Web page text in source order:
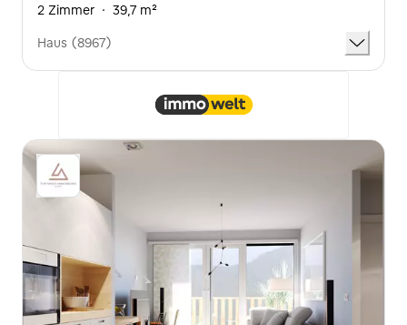
2 Zimmer · 39,7 m²
Haus (8967)